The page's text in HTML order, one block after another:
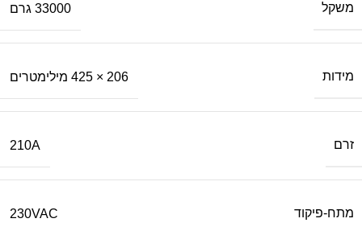
משקל 33000 גרם
מידות 206 × 425 מילימטרים
זרם 210A
מתח-פיקוד 230VAC